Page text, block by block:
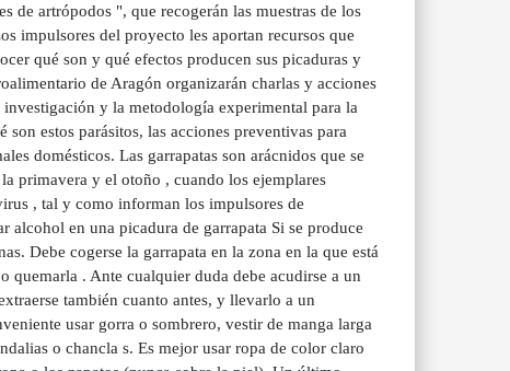
de artrópodos ", que recogerán las muestras de los
impulsores del proyecto les aportan recursos que
qué son y qué efectos producen sus picaduras y
de Aragón organizarán charlas y acciones
y la metodología experimental para la
estos parásitos, las acciones preventivas para
domésticos. Las garrapatas son arácnidos que se
primavera y el otoño , cuando los ejemplares
, tal y como informan los impulsores de
alcohol en una picadura de garrapata Si se produce
Debe cogerse la garrapata en la zona en la que está
quemarla . Ante cualquier duda debe acudirse a un
también cuanto antes, y llevarlo a un
usar gorra o sombrero, vestir de manga larga
o chancla s. Es mejor usar ropa de color claro